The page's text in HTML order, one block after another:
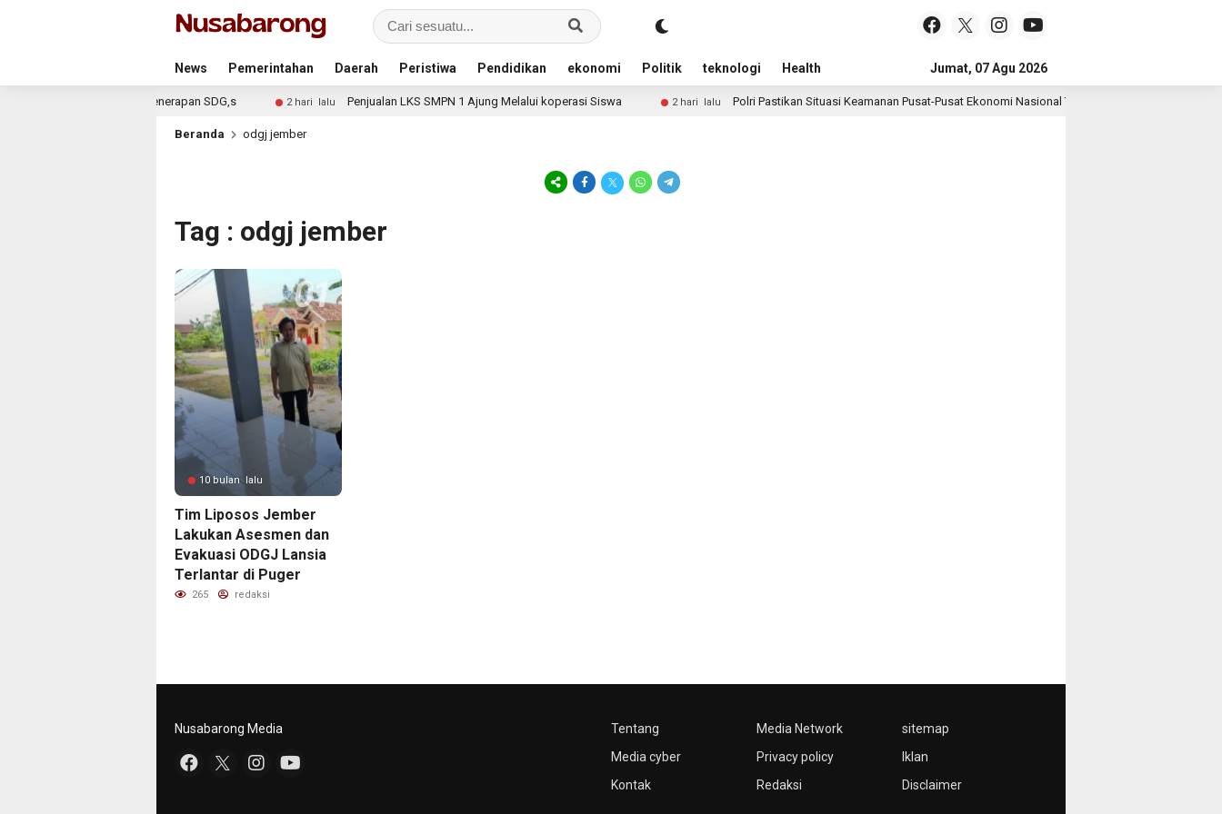
News Pemerintahan Daerah Peristiwa Pendidikan ekonomi Politik teknologi Health Jumat, 07 Agu 2026
AI Bagi Remaja Penerapan SDG,s 2 hari lalu Penjualan LKS SMPN 1 Ajung Melalui koperasi Siswa 2 hari lalu Polri Pastikan Situasi Keamanan Pusat-Pusat Ekonomi Nasional Tetap Kondusif
Beranda odgj jember
Tag : odgj jember
10 bulan lalu
Tim Liposos Jember
Lakukan Asesmen dan
Evakuasi ODGJ Lansia
Terlantar di Puger
265 redaksi
Tentang
Media cyber
Kontak
Media Network
Privacy policy
Redaksi
sitemap
Iklan
Disclaimer
Nusabarong Media